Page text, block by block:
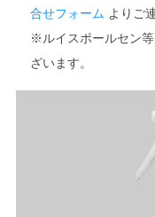
合せフォーム よりご
※ルイスポールセン
ざいます。